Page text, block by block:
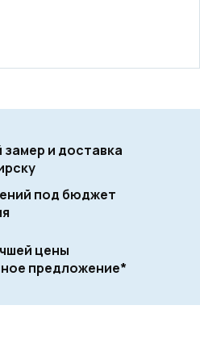
и доставка
под бюджет
цены
предложение*